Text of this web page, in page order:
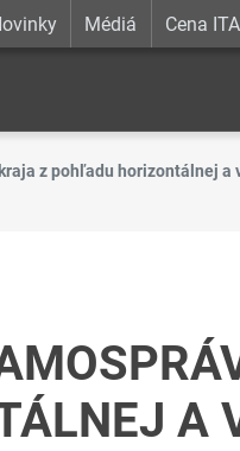
Médiá Cena
z pohľadu horizontálnej
A